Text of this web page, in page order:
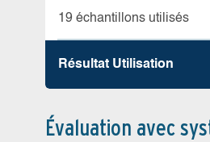
19 échantillons utilisés
Résultat Utilisation
Évaluation avec